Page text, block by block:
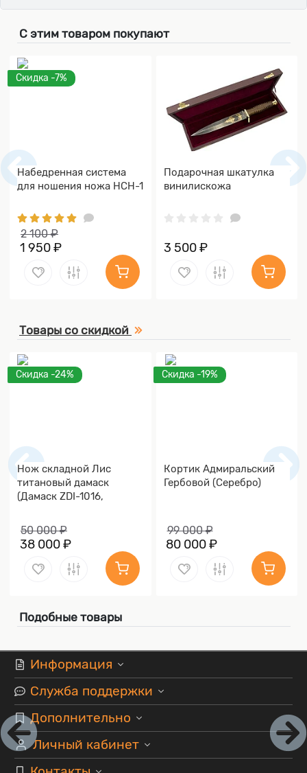
С этим товаром покупают
Скидка -7%
Набедренная система
для ношения ножа НСН-1
2 100 ₽
1 950 ₽
Подарочная шкатулка
винилискожа
3 500 ₽
Товары со скидкой
Скидка -24%
Нож складной Лис
титановый дамаск
(Дамаск ZDI-1016,
50 000 ₽
38 000 ₽
Скидка -19%
Кортик Адмиральский
Гербовой (Серебро)
99 000 ₽
80 000 ₽
Подобные товары
Информация
Служба поддержки
Дополнительно
Личный кабинет